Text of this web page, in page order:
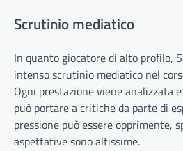
Scrutinio mediatico
In quanto giocatore di alto profilo,
intenso scrutinio mediatico nel
Ogni prestazione viene analizzata
può portare a critiche da parte di
pressione può essere opprimente,
aspettative sono altissime.